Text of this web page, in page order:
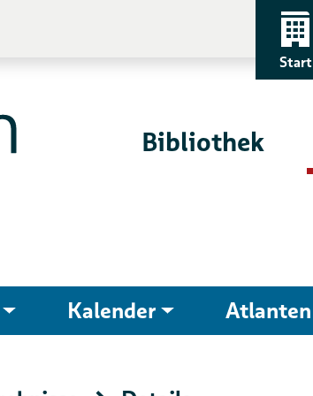
Start
Bibliothek
Kalender Atlanten